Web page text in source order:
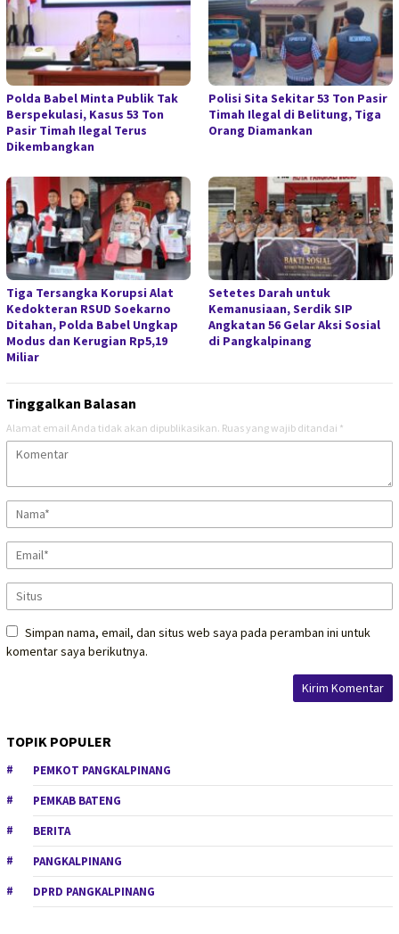
Polda Babel Minta Publik Tak
Berspekulasi, Kasus 53 Ton
Pasir Timah Ilegal Terus
Dikembangkan
Polisi Sita Sekitar 53 Ton Pasir
Timah Ilegal di Belitung, Tiga
Orang Diamankan
Tiga Tersangka Korupsi Alat
Kedokteran RSUD Soekarno
Ditahan, Polda Babel Ungkap
Modus dan Kerugian Rp5,19
Miliar
Setetes Darah untuk
Kemanusiaan, Serdik SIP
Angkatan 56 Gelar Aksi Sosial
di Pangkalpinang
Tinggalkan Balasan
Alamat email Anda tidak akan dipublikasikan. Ruas yang wajib ditandai *
Simpan nama, email, dan situs web saya pada peramban ini untuk
komentar saya berikutnya.
TOPIK POPULER
PEMKOT PANGKALPINANG
PEMKAB BATENG
BERITA
PANGKALPINANG
DPRD PANGKALPINANG